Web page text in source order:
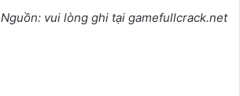
Nguồn: vui lòng ghi tại gamefullcrack.net